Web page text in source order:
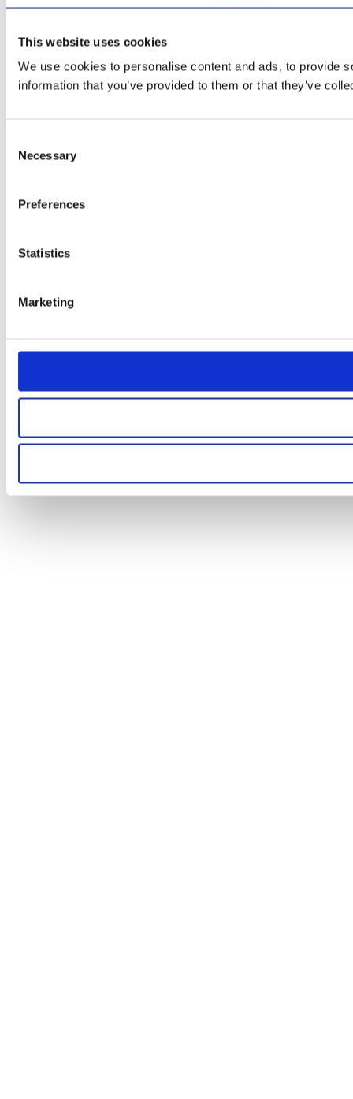
This website uses cookies
We use cookies to personalise content and ads, to provide
information that you’ve provided to them or that they’ve
Selection
Necessary
Preferences
Statistics
Marketing